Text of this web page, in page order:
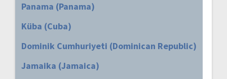
Panama (Panama)
Küba (Cuba)
Dominik Cumhuriyeti (Dominican Republic)
Jamaika (Jamaica)